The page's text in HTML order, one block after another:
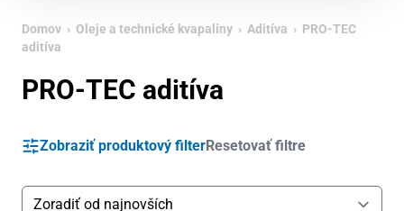
Domov › Oleje a technické kvapaliny › Aditíva › PRO-TEC
aditíva
PRO-TEC aditíva
Zobraziť produktový filterResetovať filtre